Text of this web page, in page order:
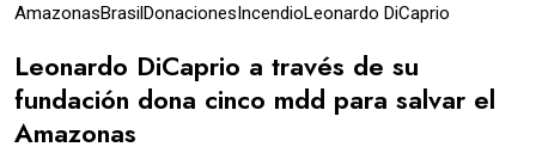
AmazonasBrasilDonacionesIncendioLeonardo DiCaprio
Leonardo DiCaprio a través de su
fundación dona cinco mdd para salvar el
Amazonas